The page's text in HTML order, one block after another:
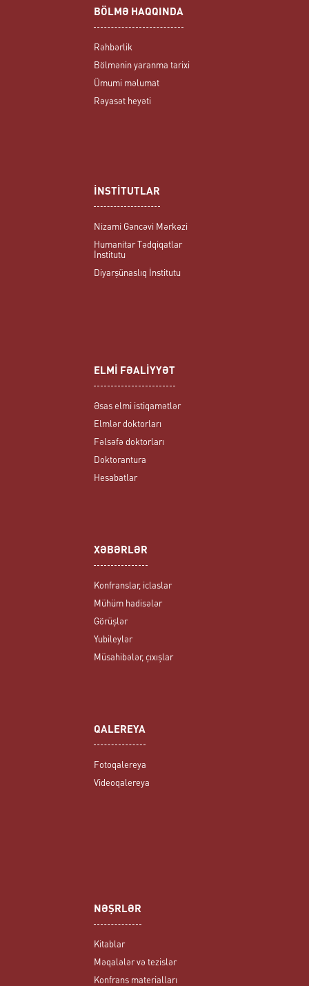
BÖLMƏ HAQQINDA
Rəhbərlik
Bölmənin yaranma tarixi
Ümumi məlumat
Rəyasət heyəti
İNSTİTUTLAR
Nizami Gəncəvi Mərkəzi
Humanitar Tədqiqatlar
İnstitutu
Diyarşünaslıq İnstitutu
ELMİ FƏALİYYƏT
Əsas elmi istiqamətlər
Elmlər doktorları
Fəlsəfə doktorları
Doktorantura
Hesabatlar
XƏBƏRLƏR
Konfranslar, iclaslar
Mühüm hadisələr
Görüşlər
Yubileylər
Müsahibələr, çıxışlar
QALEREYA
Fotoqalereya
Videoqalereya
NƏŞRLƏR
Kitablar
Məqalələr və tezislər
Konfrans materialları